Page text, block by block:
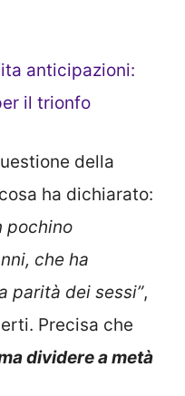
anticipazioni:
il trionfo
della
ha dichiarato:
pochino
che ha
parità dei sessi”,
Precisa che
dividere a metà